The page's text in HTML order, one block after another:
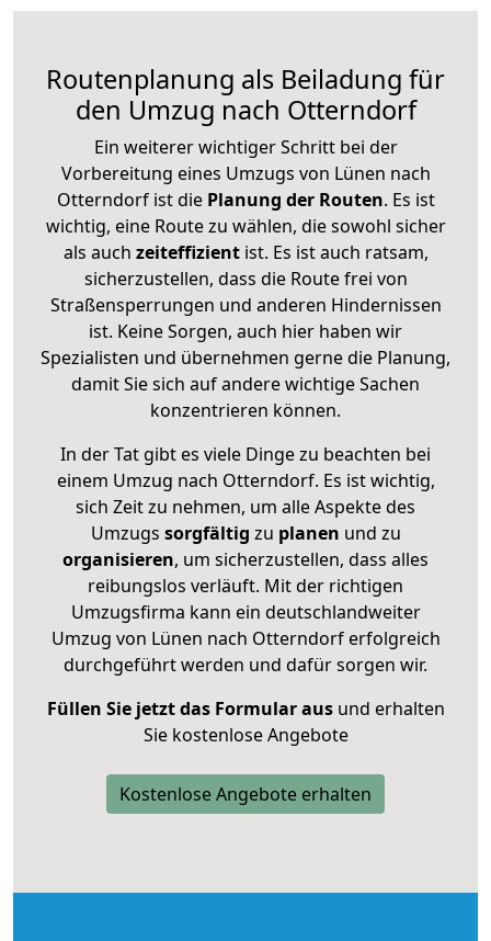
Routenplanung als Beiladung für
den Umzug nach Otterndorf
Ein weiterer wichtiger Schritt bei der
Vorbereitung eines Umzugs von Lünen nach
Otterndorf ist diePlanung der Routen. Es ist
wichtig, eine Route zu wählen, die sowohl sicher
als auch zeiteffizientist. Es ist auch ratsam,
sicherzustellen, dass die Route frei von
Straßensperrungen und anderen Hindernissen
ist. Keine Sorgen, auch hier haben wir
Spezialisten und übernehmen gerne die Planung,
damit Sie sich auf andere wichtige Sachen
konzentrieren können.
In der Tat gibt es viele Dinge zu beachten bei
einem Umzug nach Otterndorf. Es ist wichtig,
sich Zeit zu nehmen, um alle Aspekte des
Umzugs sorgfältig zu planen und zu
organisieren, um sicherzustellen, dass alles
reibungslos verläuft. Mit der richtigen
Umzugsfirma kann ein deutschlandweiter
Umzug von Lünen nach Otterndorf erfolgreich
durchgeführt werden und dafür sorgen wir.
Füllen Sie jetzt das Formular ausund erhalten
Sie kostenlose Angebote
Kostenlose Angebote erhalten